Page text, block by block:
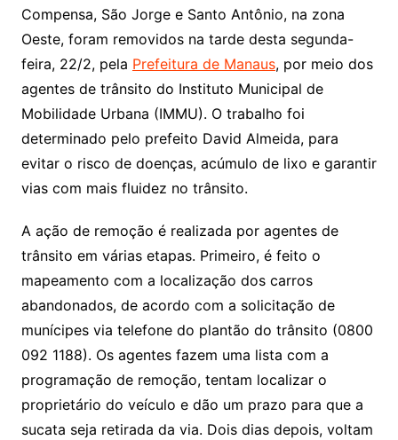
Compensa, São Jorge e Santo Antônio, na zona
Oeste, foram removidos na tarde desta segunda-
feira, 22/2, pela Prefeitura de Manaus, por meio dos
agentes de trânsito do Instituto Municipal de
Mobilidade Urbana (IMMU). O trabalho foi
determinado pelo prefeito David Almeida, para
evitar o risco de doenças, acúmulo de lixo e garantir
vias com mais fluidez no trânsito.
A ação de remoção é realizada por agentes de
trânsito em várias etapas. Primeiro, é feito o
mapeamento com a localização dos carros
abandonados, de acordo com a solicitação de
munícipes via telefone do plantão do trânsito (0800
092 1188). Os agentes fazem uma lista com a
programação de remoção, tentam localizar o
proprietário do veículo e dão um prazo para que a
sucata seja retirada da via. Dois dias depois, voltam